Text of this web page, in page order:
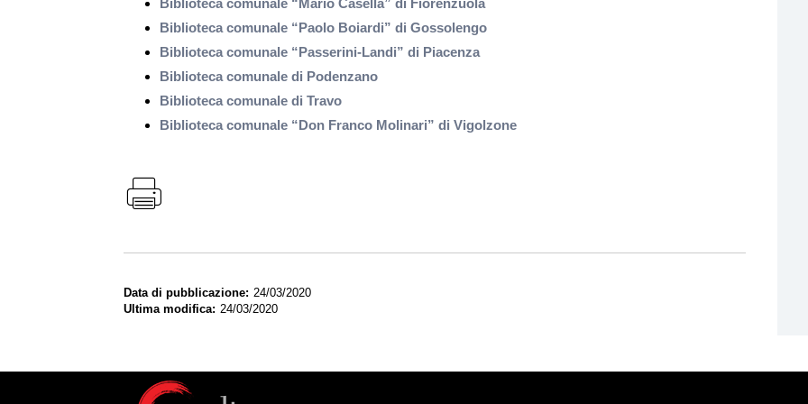
Biblioteca comunale “Paolo Boiardi” di Gossolengo
Biblioteca comunale “Passerini-Landi” di Piacenza
Biblioteca comunale di Podenzano
Biblioteca comunale di Travo
Biblioteca comunale “Don Franco Molinari” di Vigolzone
Data di pubblicazione
24/03/2020
Ultima modifica
24/03/2020